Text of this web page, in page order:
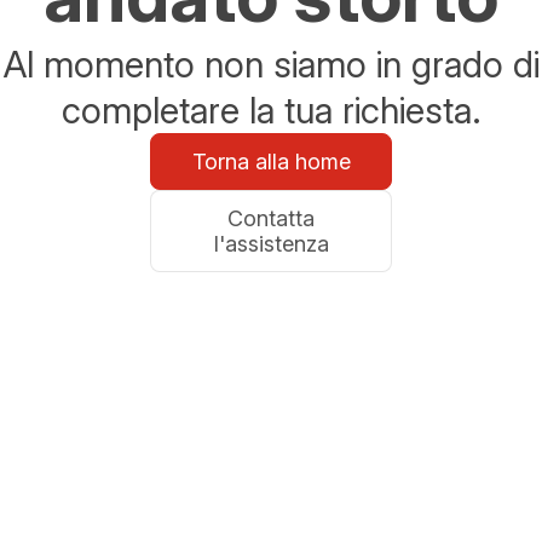
Al momento non siamo in grado di
completare la tua richiesta.
Torna alla home
Contatta
l'assistenza